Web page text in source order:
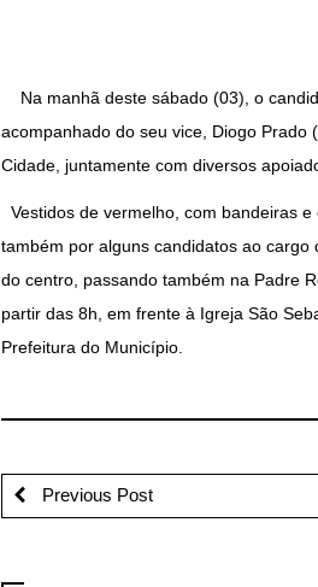
Na manhã deste sábado (03), o
acompanhado do seu vice, Diogo Prado
Cidade, juntamente com diversos
Vestidos de vermelho, com bandeiras
também por alguns candidatos ao
do centro, passando também na Padre
partir das 8h, em frente à Igreja São
Prefeitura do Município.
Previous Post